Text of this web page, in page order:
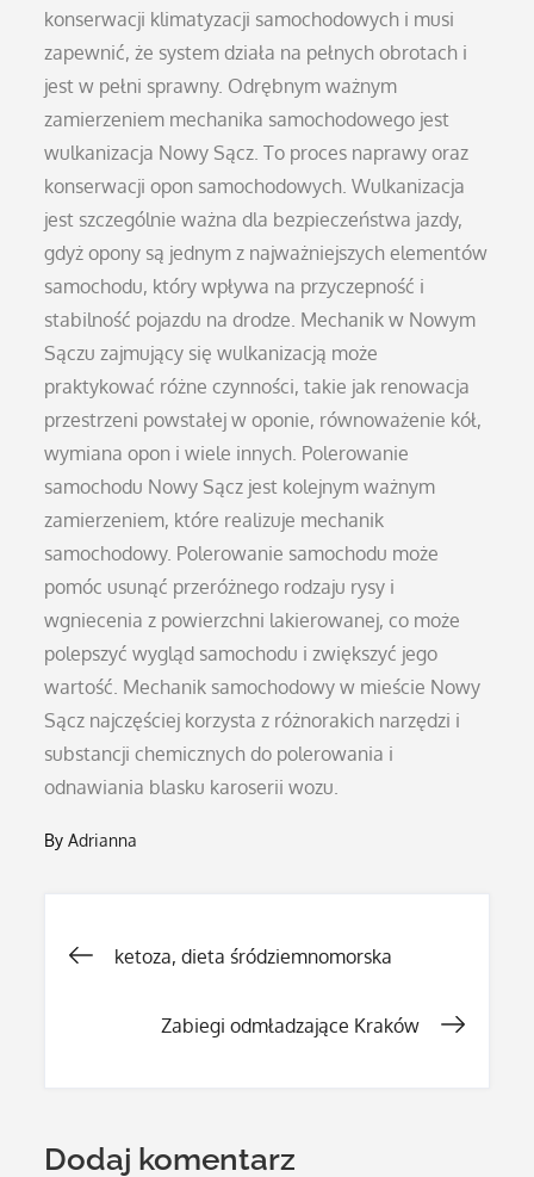
konserwacji klimatyzacji samochodowych i musi
zapewnić, że system działa na pełnych obrotach i
jest w pełni sprawny. Odrębnym ważnym
zamierzeniem mechanika samochodowego jest
wulkanizacja Nowy Sącz. To proces naprawy oraz
konserwacji opon samochodowych. Wulkanizacja
jest szczególnie ważna dla bezpieczeństwa jazdy,
gdyż opony są jednym z najważniejszych elementów
samochodu, który wpływa na przyczepność i
stabilność pojazdu na drodze. Mechanik w Nowym
Sączu zajmujący się wulkanizacją może
praktykować różne czynności, takie jak renowacja
przestrzeni powstałej w oponie, równoważenie kół,
wymiana opon i wiele innych. Polerowanie
samochodu Nowy Sącz jest kolejnym ważnym
zamierzeniem, które realizuje mechanik
samochodowy. Polerowanie samochodu może
pomóc usunąć przeróżnego rodzaju rysy i
wgniecenia z powierzchni lakierowanej, co może
polepszyć wygląd samochodu i zwiększyć jego
wartość. Mechanik samochodowy w mieście Nowy
Sącz najczęściej korzysta z różnorakich narzędzi i
substancji chemicznych do polerowania i
odnawiania blasku karoserii wozu.
ByAdrianna
Nawigacja
wpisu
ketoza, dieta śródziemnomorska
Zabiegi odmładzające Kraków
Dodaj komentarz